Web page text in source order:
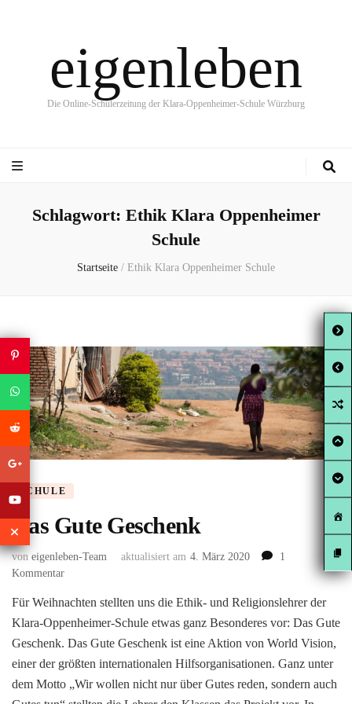
eigenleben
Die Online-Schülerzeitung der Klara-Oppenheimer-Schule Würzburg
Schlagwort: Ethik Klara Oppenheimer
Schule
Startseite / Ethik Klara Oppenheimer Schule
SCHULE
Das Gute Geschenk
von eigenleben-Team aktualisiert am 4. März 2020
1
Kommentarzu
Gute
Geschenk
Für Weihnachten stellten uns die Ethik- und Religionslehrer der
Klara-Oppenheimer-Schule etwas ganz Besonderes vor: Das Gute
Geschenk. Das Gute Geschenk ist eine Aktion von World Vision,
einer der größten internationalen Hilfsorganisationen. Ganz unter
dem Motto „Wir wollen nicht nur über Gutes reden, sondern auch